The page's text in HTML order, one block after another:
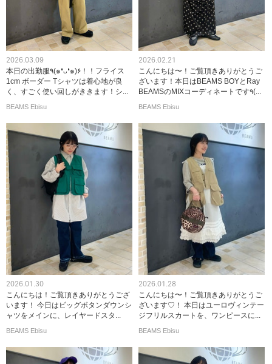
2026.03.09
本日の出勤服٩(๑❛ᴗ❛๑)۶！！フライス
1cm ボーダー Tシャツは着心地が良
く、すごく使い回しがききます！シ...
BEAMS Ebisu
2026.02.21
こんにちは〜！ご覧頂きありがとうご
ざいます！本日はBEAMS BOYとRay
BEAMSのMIXコーディネートです٩(...
BEAMS Ebisu
2026.01.30
こんにちは！ご覧頂きありがとうござ
います！ 今日はビッグボタンダウンシ
ャツをメインに、レイヤードスタ...
BEAMS Ebisu
2026.01.28
こんにちは〜！ご覧頂きありがとうご
ざいます♡！ 本日はユーロヴィンテー
ジフリルスカートを、ワンピースに...
BEAMS Ebisu